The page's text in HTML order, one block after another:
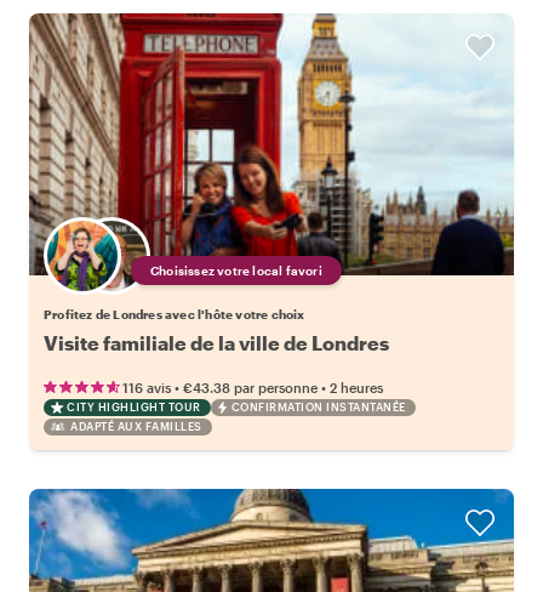
Choisissez votre local favori
Profitez de Londres avec l'hôte votre choix
Visite familiale de la ville de Londres
116 avis • €43.38 par personne • 2 heures
CITY HIGHLIGHT TOUR
CONFIRMATION INSTANTANÉE
ADAPTÉ AUX FAMILLES